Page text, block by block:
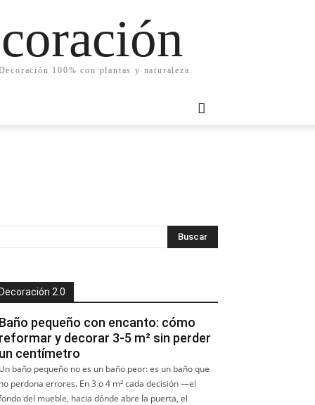
100% con plantas y naturaleza.
2.0
pequeño con encanto: cómo
y decorar 3-5 m² sin perder
centímetro
baño pequeño no es un baño peor: es un baño que
perdona errores. En 3 o 4 m² cada decisión —el
del mueble, hacia dónde abre la puerta, el